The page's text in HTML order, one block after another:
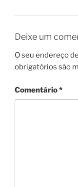
Deixe um
O seu endereço
obrigatórios são
Comentário*